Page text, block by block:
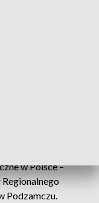
w Polsce –
Podzamczu.